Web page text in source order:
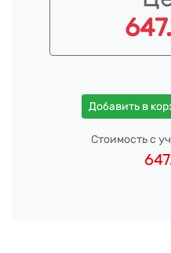
Добавить в
Стоимость с